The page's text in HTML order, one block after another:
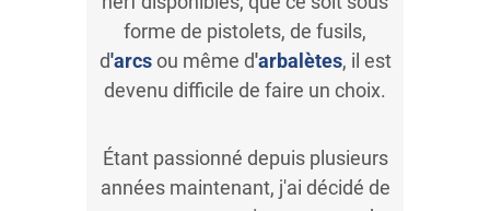
forme de pistolets, de fusils,
d'arcs ou même d'arbalètes, il est
devenu difficile de faire un choix.
Étant passionné depuis plusieurs
années maintenant, j'ai décidé de